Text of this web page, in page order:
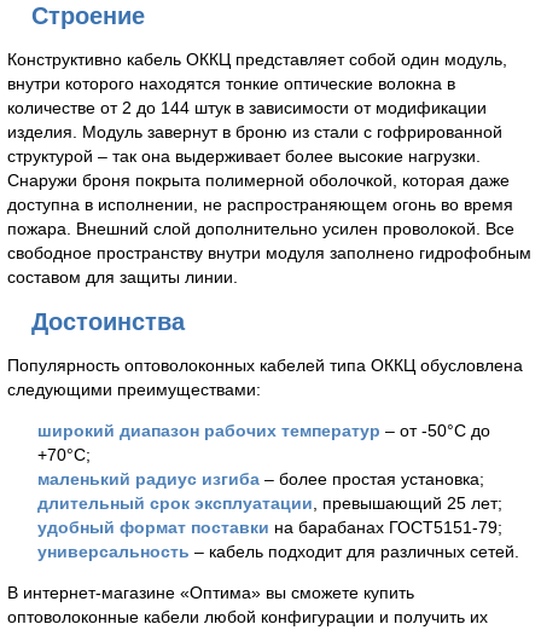
Строение
Конструктивно кабель ОККЦ представляет собой один модуль,
внутри которого находятся тонкие оптические волокна в
количестве от 2 до 144 штук в зависимости от модификации
изделия. Модуль завернут в броню из стали с гофрированной
структурой – так она выдерживает более высокие нагрузки.
Снаружи броня покрыта полимерной оболочкой, которая даже
доступна в исполнении, не распространяющем огонь во время
пожара. Внешний слой дополнительно усилен проволокой. Все
свободное пространству внутри модуля заполнено гидрофобным
составом для защиты линии.
Достоинства
Популярность оптоволоконных кабелей типа ОККЦ обусловлена
следующими преимуществами:
широкий диапазон рабочих температур – от -50°С до
+70°С;
маленький радиус изгиба – более простая установка;
длительный срок эксплуатации, превышающий 25 лет;
удобный формат поставки на барабанах ГОСТ5151-79;
универсальность – кабель подходит для различных сетей.
В интернет-магазине «Оптима» вы сможете купить
оптоволоконные кабели любой конфигурации и получить их